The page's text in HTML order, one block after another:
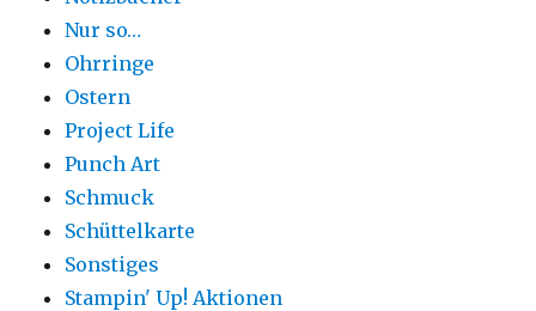
Nur so…
Ohrringe
Ostern
Project Life
Punch Art
Schmuck
Schüttelkarte
Sonstiges
Stampin' Up! Aktionen